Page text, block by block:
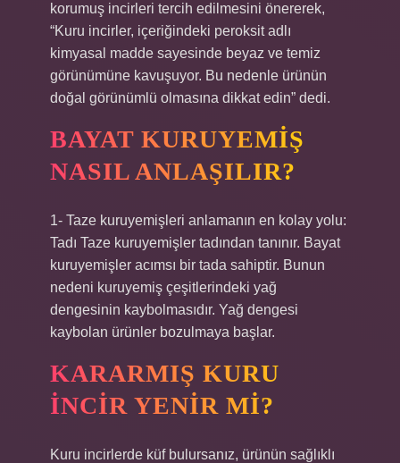
korumuş incirleri tercih edilmesini önererek,
“Kuru incirler, içeriğindeki peroksit adlı
kimyasal madde sayesinde beyaz ve temiz
görünümüne kavuşuyor. Bu nedenle ürünün
doğal görünümlü olmasına dikkat edin” dedi.
BAYAT KURUYEMIŞ
NASIL ANLAŞILIR?
1- Taze kuruyemişleri anlamanın en kolay yolu:
Tadı Taze kuruyemişler tadından tanınır. Bayat
kuruyemişler acımsı bir tada sahiptir. Bunun
nedeni kuruyemiş çeşitlerindeki yağ
dengesinin kaybolmasıdır. Yağ dengesi
kaybolan ürünler bozulmaya başlar.
KARARMIŞ KURU
INCIR YENIR MI?
Kuru incirlerde küf bulursanız, ürünün sağlıklı